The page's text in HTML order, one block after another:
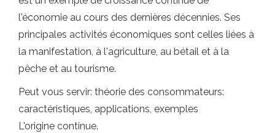
l'économie au cours des dernières décennies. Ses
principales activités économiques sont celles liées à
la manifestation, à l'agriculture, au bétail et à la
pêche et au tourisme.
Peut vous servir: théorie des consommateurs:
caractéristiques, applications, exemples
L'origine continue.